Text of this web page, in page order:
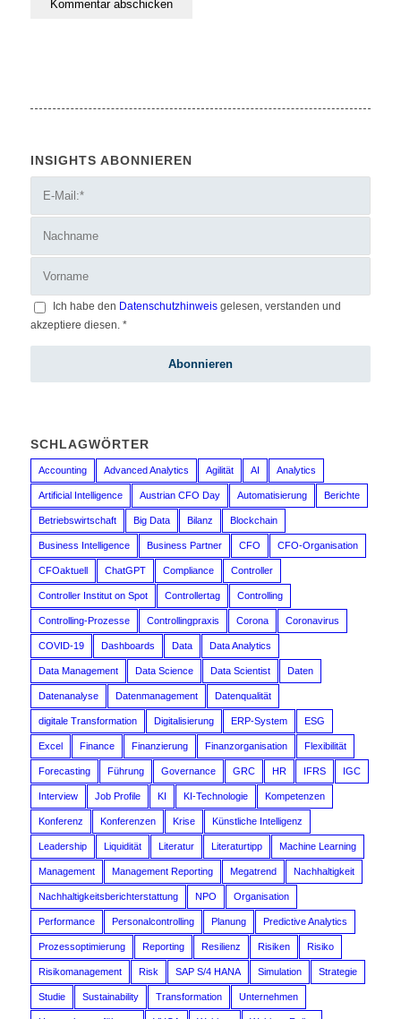
INSIGHTS ABONNIEREN
Ich habe den Datenschutzhinweisgelesen, verstanden und
akzeptiere diesen. *
SCHLAGWÖRTER
Accounting Advanced Analytics Agilität AI Analytics
Artificial Intelligence Austrian CFO Day Automatisierung Berichte
Betriebswirtschaft Big Data Bilanz Blockchain
Business Intelligence Business Partner CFO CFO-Organisation
CFOaktuell ChatGPT Compliance Controller
Controller Institut on Spot Controllertag Controlling
Controlling-Prozesse Controllingpraxis Corona Coronavirus
COVID-19 Dashboards Data Data Analytics
Data Management Data Science Data Scientist Daten
Datenanalyse Datenmanagement Datenqualität
digitale Transformation Digitalisierung ERP-System ESG
Excel Finance Finanzierung Finanzorganisation Flexibilität
Forecasting Führung Governance GRC HR IFRS IGC
Interview Job Profile KI KI-Technologie Kompetenzen
Konferenz Konferenzen Krise Künstliche Intelligenz
Leadership Liquidität Literatur Literaturtipp Machine Learning
Management Management Reporting Megatrend Nachhaltigkeit
Nachhaltigkeitsberichterstattung NPO Organisation
Performance Personalcontrolling Planung Predictive Analytics
Prozessoptimierung Reporting Resilienz Risiken Risiko
Risikomanagement Risk SAP S/4 HANA Simulation Strategie
Studie Sustainability Transformation Unternehmen